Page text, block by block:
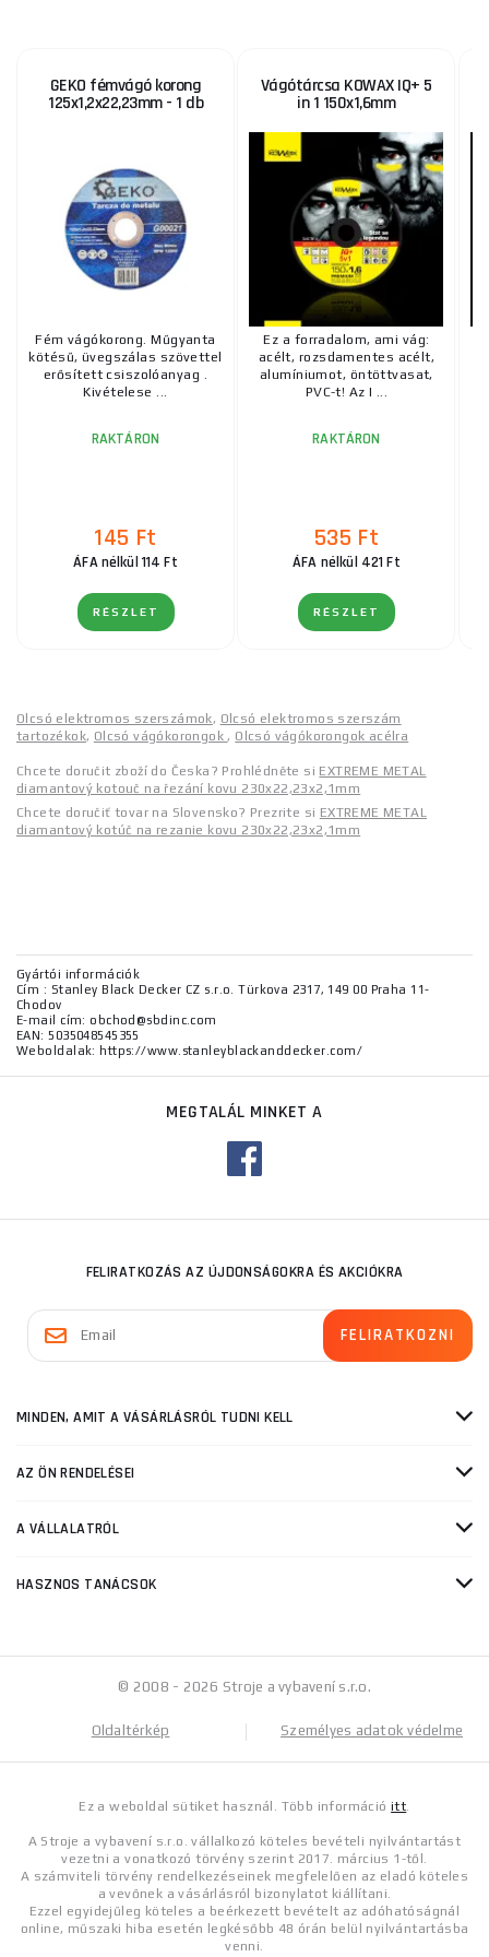
GEKO fémvágó korong
125x1,2x22,23mm - 1 db
Fém vágókorong. Műgyanta
kötésű, üvegszálas szövettel
erősített csiszolóanyag .
Kivételese ...
RAKTÁRON
145 Ft
ÁFA nélkül 114 Ft
RÉSZLET
Vágótárcsa KOWAX IQ+ 5
in 1 150x1,6mm
Ez a forradalom, ami vág:
acélt, rozsdamentes acélt,
alumíniumot, öntöttvasat,
PVC-t! Az I ...
RAKTÁRON
535 Ft
ÁFA nélkül 421 Ft
RÉSZLET
Olcsó elektromos szerszámok, Olcsó elektromos szerszám
tartozékok, Olcsó vágókorongok, Olcsó vágókorongok acélra
Chcete doručit zboží do Česka? Prohlédněte si EXTREME METAL
diamantový kotouč na řezání kovu 230x22,23x2,1mm
Chcete doručiť tovar na Slovensko? Prezrite si EXTREME METAL
diamantový kotúč na rezanie kovu 230x22,23x2,1mm
Gyártói információk
Cím : Stanley Black Decker CZ s.r.o. Türkova 2317, 149 00 Praha 11-
Chodov
E-mail cím: obchod@sbdinc.com
EAN: 5035048545355
Weboldalak: https://www.stanleyblackanddecker.com/
MEGTALÁL MINKET A
FELIRATKOZÁS AZ ÚJDONSÁGOKRA ÉS AKCIÓKRA
MINDEN, AMIT A VÁSÁRLÁSRÓL TUDNI KELL
AZ ÖN RENDELÉSEI
A VÁLLALATRÓL
HASZNOS TANÁCSOK
© 2008 - 2026 Stroje a vybavení s.r.o.
Oldaltérkép Személyes adatok védelme
Ez a weboldal sütiket használ. Több információitt.
A Stroje a vybavení s.r.o. vállalkozó köteles bevételi nyilvántartást
vezetni a vonatkozó törvény szerint 2017. március 1-től.
A számviteli törvény rendelkezéseinek megfelelően az eladó köteles
a vevőnek a vásárlásról bizonylatot kiállítani.
Ezzel egyidejűleg köteles a beérkezett bevételt az adóhatóságnál
online, műszaki hiba esetén legkésőbb 48 órán belül nyilvántartásba
venni.